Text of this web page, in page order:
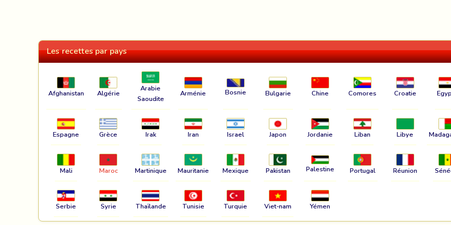
Les recettes par pays
Afghanistan Algérie
Arabie
Saoudite
Arménie Bosnie Bulgarie Chine Comores Croatie
Espagne Grèce Irak Iran Israel Japon Jordanie Liban Libye
Mali Maroc Martinique Mauritanie Mexique Pakistan Palestine Portugal Réunion
Serbie Syrie Thaïlande Tunisie Turquie Viet-nam Yémen